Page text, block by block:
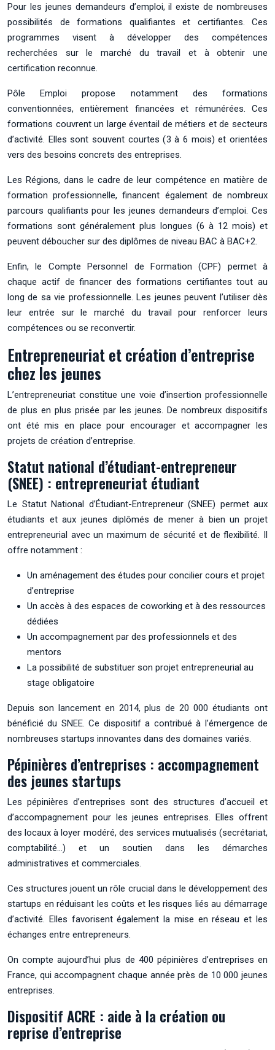
Pour les jeunes demandeurs d’emploi, il existe de nombreuses
possibilités de formations qualifiantes et certifiantes. Ces
programmes visent à développer des compétences
recherchées sur le marché du travail et à obtenir une
certification reconnue.
Pôle Emploi propose notamment des formations
conventionnées, entièrement financées et rémunérées. Ces
formations couvrent un large éventail de métiers et de secteurs
d’activité. Elles sont souvent courtes (3 à 6 mois) et orientées
vers des besoins concrets des entreprises.
Les Régions, dans le cadre de leur compétence en matière de
formation professionnelle, financent également de nombreux
parcours qualifiants pour les jeunes demandeurs d’emploi. Ces
formations sont généralement plus longues (6 à 12 mois) et
peuvent déboucher sur des diplômes de niveau BAC à BAC+2.
Enfin, le Compte Personnel de Formation (CPF) permet à
chaque actif de financer des formations certifiantes tout au
long de sa vie professionnelle. Les jeunes peuvent l’utiliser dès
leur entrée sur le marché du travail pour renforcer leurs
compétences ou se reconvertir.
Entrepreneuriat et création d’entreprise
chez les jeunes
L’entrepreneuriat constitue une voie d’insertion professionnelle
de plus en plus prisée par les jeunes. De nombreux dispositifs
ont été mis en place pour encourager et accompagner les
projets de création d’entreprise.
Statut national d’étudiant-entrepreneur
(SNEE) : entrepreneuriat étudiant
Le Statut National d’Étudiant-Entrepreneur (SNEE) permet aux
étudiants et aux jeunes diplômés de mener à bien un projet
entrepreneurial avec un maximum de sécurité et de flexibilité. Il
offre notamment :
Un aménagement des études pour concilier cours et projet
d’entreprise
Un accès à des espaces de coworking et à des ressources
dédiées
Un accompagnement par des professionnels et des
mentors
La possibilité de substituer son projet entrepreneurial au
stage obligatoire
Depuis son lancement en 2014, plus de 20 000 étudiants ont
bénéficié du SNEE. Ce dispositif a contribué à l’émergence de
nombreuses startups innovantes dans des domaines variés.
Pépinières d’entreprises : accompagnement
des jeunes startups
Les pépinières d’entreprises sont des structures d’accueil et
d’accompagnement pour les jeunes entreprises. Elles offrent
des locaux à loyer modéré, des services mutualisés (secrétariat,
comptabilité…) et un soutien dans les démarches
administratives et commerciales.
Ces structures jouent un rôle crucial dans le développement des
startups en réduisant les coûts et les risques liés au démarrage
d’activité. Elles favorisent également la mise en réseau et les
échanges entre entrepreneurs.
On compte aujourd’hui plus de 400 pépinières d’entreprises en
France, qui accompagnent chaque année près de 10 000 jeunes
entreprises.
Dispositif ACRE : aide à la création ou
reprise d’entreprise